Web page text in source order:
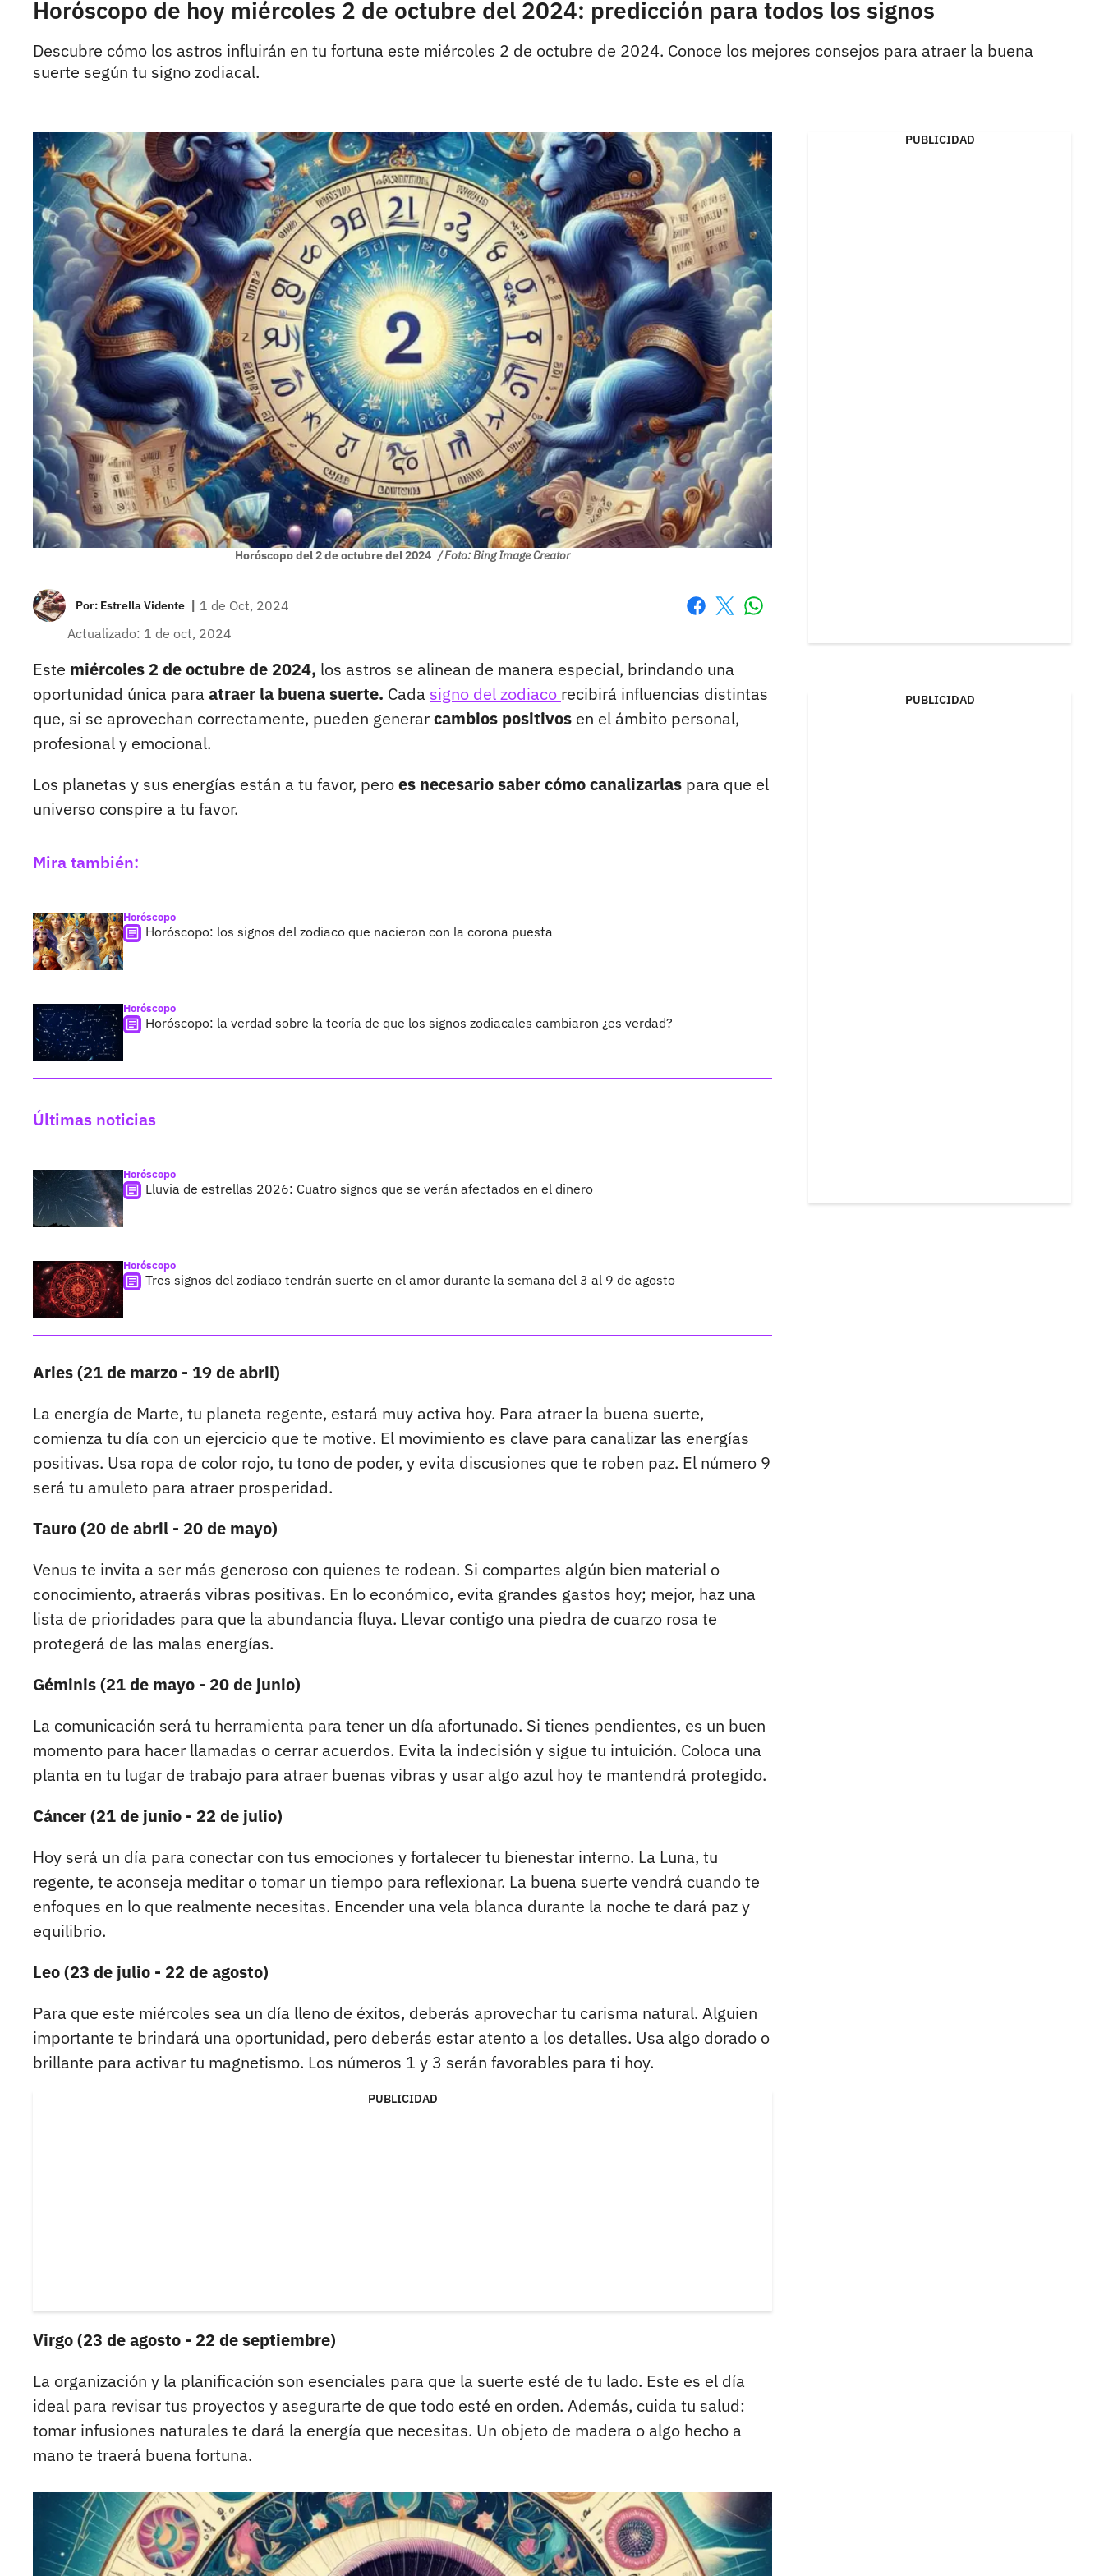
Horóscopo de hoy miércoles 2 de octubre del 2024: predicción para todos los signos
Descubre cómo los astros influirán en tu fortuna este miércoles 2 de octubre de 2024. Conoce los mejores consejos para atraer la buena
suerte según tu signo zodiacal.
Horóscopo del 2 de octubre del 2024 / Foto: Bing Image Creator
Por: Estrella Vidente | 1 de Oct, 2024
Actualizado: 1 de oct, 2024
Este miércoles 2 de octubre de 2024, los astros se alinean de manera especial, brindando una
oportunidad única para atraer la buena suerte. Cada signo del zodiaco recibirá influencias distintas
que, si se aprovechan correctamente, pueden generarcambios positivos en el ámbito personal,
profesional y emocional.
Los planetas y sus energías están a tu favor, peroes necesario saber cómo canalizarlas para que el
universo conspire a tu favor.
Mira también:
Horóscopo
Horóscopo: los signos del zodiaco que nacieron con la corona puesta
Horóscopo
Horóscopo: la verdad sobre la teoría de que los signos zodiacales cambiaron ¿es verdad?
Últimas noticias
Horóscopo
Lluvia de estrellas 2026: Cuatro signos que se verán afectados en el dinero
Horóscopo
Tres signos del zodiaco tendrán suerte en el amor durante la semana del 3 al 9 de agosto
Aries (21 de marzo - 19 de abril)
La energía de Marte, tu planeta regente, estará muy activa hoy. Para atraer la buena suerte,
comienza tu día con un ejercicio que te motive. El movimiento es clave para canalizar las energías
positivas. Usa ropa de color rojo, tu tono de poder, y evita discusiones que te roben paz. El número 9
será tu amuleto para atraer prosperidad.
Tauro (20 de abril - 20 de mayo)
Venus te invita a ser más generoso con quienes te rodean. Si compartes algún bien material o
conocimiento, atraerás vibras positivas. En lo económico, evita grandes gastos hoy; mejor, haz una
lista de prioridades para que la abundancia fluya. Llevar contigo una piedra de cuarzo rosa te
protegerá de las malas energías.
Géminis (21 de mayo - 20 de junio)
La comunicación será tu herramienta para tener un día afortunado. Si tienes pendientes, es un buen
momento para hacer llamadas o cerrar acuerdos. Evita la indecisión y sigue tu intuición. Coloca una
planta en tu lugar de trabajo para atraer buenas vibras y usar algo azul hoy te mantendrá protegido.
Cáncer (21 de junio - 22 de julio)
Hoy será un día para conectar con tus emociones y fortalecer tu bienestar interno. La Luna, tu
regente, te aconseja meditar o tomar un tiempo para reflexionar. La buena suerte vendrá cuando te
enfoques en lo que realmente necesitas. Encender una vela blanca durante la noche te dará paz y
equilibrio.
Leo (23 de julio - 22 de agosto)
Para que este miércoles sea un día lleno de éxitos, deberás aprovechar tu carisma natural. Alguien
importante te brindará una oportunidad, pero deberás estar atento a los detalles. Usa algo dorado o
brillante para activar tu magnetismo. Los números 1 y 3 serán favorables para ti hoy.
PUBLICIDAD
Virgo (23 de agosto - 22 de septiembre)
La organización y la planificación son esenciales para que la suerte esté de tu lado. Este es el día
ideal para revisar tus proyectos y asegurarte de que todo esté en orden. Además, cuida tu salud:
tomar infusiones naturales te dará la energía que necesitas. Un objeto de madera o algo hecho a
mano te traerá buena fortuna.
PUBLICIDAD
PUBLICIDAD